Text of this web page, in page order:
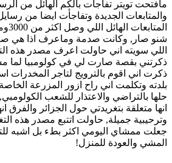
مافتحت تويتر تفاجأت بالكم الهائل من
والمتابعات الجديدة وتفاجأت ايضا من
شنو صار, وكانت صدمة وماعرف اذا هي
اللي سويته اني حاولت اعرف مصدر هذه
ذكرتني بقصة صارت لي في كولومبيا لما
ذكرت اني اقوم بالترويج لتاجر المخدرات
بلدته وتكلمت اني راح ازور المزرعة
حلها بالتراضي والاعتذار للشعب
انها متعلقة بتغريدتي حول الجزائر والفرق
وترحيبية جميلة, حاولت اتتبع مصدر هذه
جعلت ممشاي اليومي اكثر بطء بل اشبه
المشي والعودة للمنزل!